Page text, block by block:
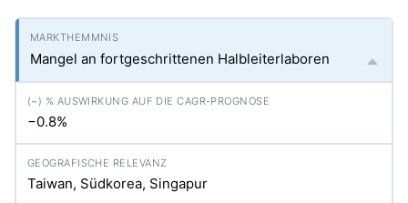
Mangel an fortgeschrittenen Halbleiterlaboren
−0.8%
Taiwan, Südkorea, Singapur